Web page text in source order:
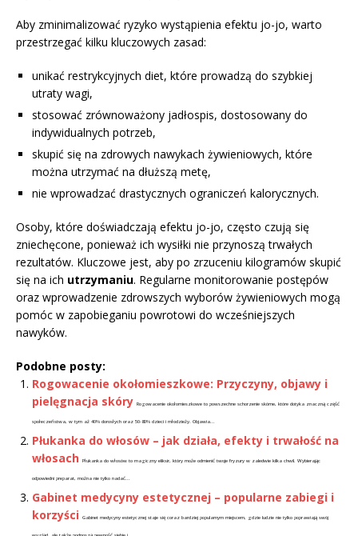
Aby zminimalizować ryzyko wystąpienia efektu jo-jo, warto
przestrzegać kilku kluczowych zasad:
unikać restrykcyjnych diet, które prowadzą do szybkiej
utraty wagi,
stosować zrównoważony jadłospis, dostosowany do
indywidualnych potrzeb,
skupić się na zdrowych nawykach żywieniowych, które
można utrzymać na dłuższą metę,
nie wprowadzać drastycznych ograniczeń kalorycznych.
Osoby, które doświadczają efektu jo-jo, często czują się
zniechęcone, ponieważ ich wysiłki nie przynoszą trwałych
rezultatów. Kluczowe jest, aby po zrzuceniu kilogramów skupić
się na ich utrzymaniu. Regularne monitorowanie postępów
oraz wprowadzenie zdrowszych wyborów żywieniowych mogą
pomóc w zapobieganiu powrotowi do wcześniejszych
nawyków.
Podobne posty:
Rogowacenie okołomieszkowe: Przyczyny, objawy i
pielęgnacja skóry Rogowacenie okołomieszkowe to powszechne schorzenie skórne, które dotyka znaczną część
społeczeństwa, w tym aż 40% dorosłych oraz 50-80% dzieci i młodzieży. Objawia...
Płukanka do włosów – jak działa, efekty i trwałość na
włosach
Płukanka do włosów to magiczny eliksir, który może odmienić twoje fryzury w zaledwie kilka chwil. Wybierając
odpowiedni preparat, można nie tylko nadać...
Gabinet medycyny estetycznej – popularne zabiegi i
korzyści
Gabinet medycyny estetycznej staje się coraz bardziej popularnym miejscem, gdzie ludzie nie tylko poprawiają swój